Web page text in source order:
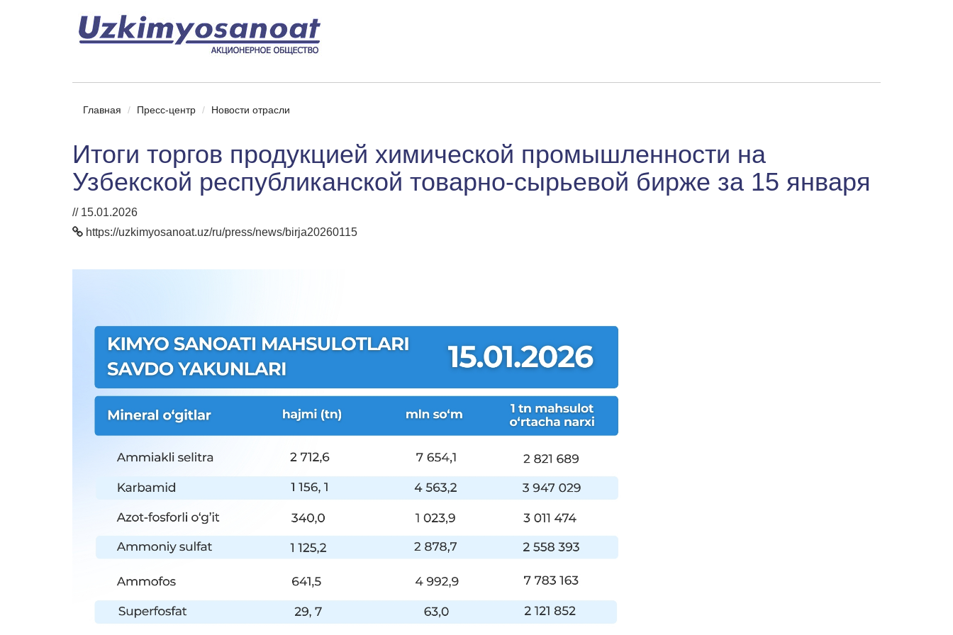
Главная Пресс-центр Новости отрасли
Итоги торгов продукцией химической промышленности на
Узбекской республиканской товарно-сырьевой бирже за 15 января
// 15.01.2026
https://uzkimyosanoat.uz/ru/press/news/birja20260115